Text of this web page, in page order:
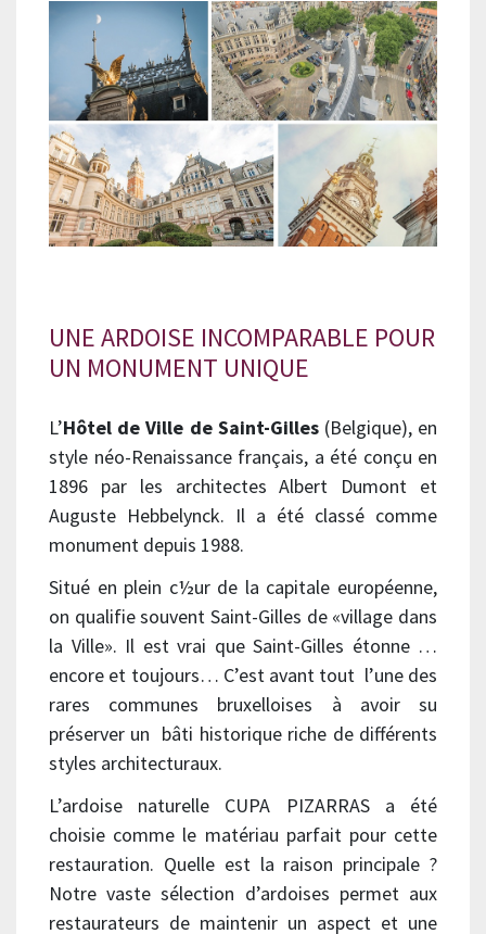
UNE ARDOISE INCOMPARABLE POUR
UN MONUMENT UNIQUE
L’Hôtel de Ville de Saint-Gilles (Belgique), en
style néo-Renaissance français, a été conçu en
1896 par les architectes Albert Dumont et
Auguste Hebbelynck. Il a été classé comme
monument depuis 1988.
Situé en plein c½ur de la capitale européenne,
on qualifie souvent Saint-Gilles de «village dans
la Ville». Il est vrai que Saint-Gilles étonne …
encore et toujours… C’est avant tout l’une des
rares communes bruxelloises à avoir su
préserver un bâti historique riche de différents
styles architecturaux.
L’ardoise naturelle CUPA PIZARRAS a été
choisie comme le matériau parfait pour cette
restauration. Quelle est la raison principale ?
Notre vaste sélection d’ardoises permet aux
restaurateurs de maintenir un aspect et une